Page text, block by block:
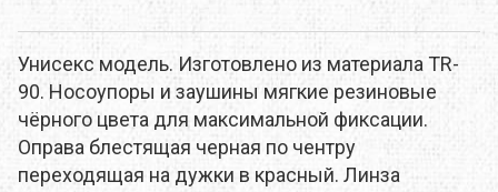
Унисекс модель. Изготовлено из материала TR-
90. Носоупоры и заушины мягкие резиновые
чёрного цвета для максимальной фиксации.
Оправа блестящая черная по чентру
переходящая на дужки в красный. Линза